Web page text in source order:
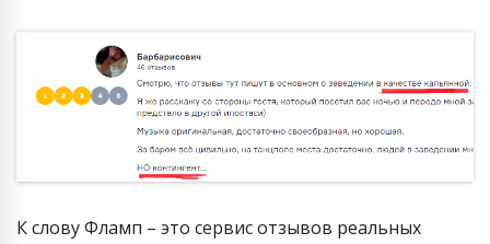
К слову Фламп – это сервис отзывов реальных